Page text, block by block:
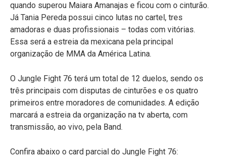
quando superou Maiara Amanajas e ficou com o cinturão.
Já Tania Pereda possui cinco lutas no cartel, tres
amadoras e duas profissionais – todas com vitórias.
Essa será a estreia da mexicana pela principal
organização de MMA da América Latina.
O Jungle Fight 76 terá um total de 12 duelos, sendo os
três principais com disputas de cinturões e os quatro
primeiros entre moradores de comunidades. A edição
marcará a estreia da organização na tv aberta, com
transmissão, ao vivo, pela Band.
Confira abaixo o card parcial do Jungle Fight 76: